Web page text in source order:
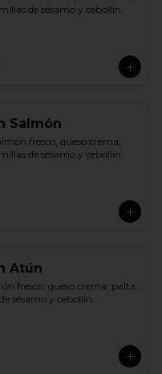
de sésamo y cebollín.
Salmón
fresco, queso crema,
de sésamo y cebollín.
Atún
fresco, queso crema, palta,
sésamo y cebollín.